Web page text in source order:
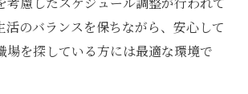
活のバランスを保ちながら、安心して
場を探している方には最適な環境で